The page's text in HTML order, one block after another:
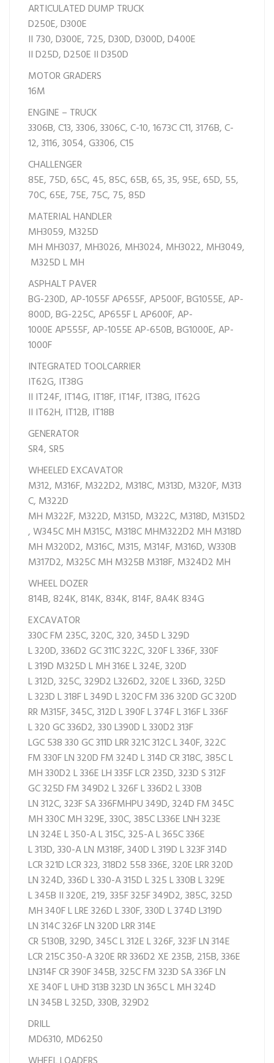
ARTICULATED DUMP TRUCK
D250E,D300E
II 730,D300E, 725,D30D,D300D,D400E
IID25D,D250E IID350D
MOTOR GRADERS
16M
ENGINE – TRUCK
3306B,C13,3306,3306C,C-10,1673CC11,3176B,C-
12,3116,3054,G3306,C15
CHALLENGER
85E, 75D,65C, 45,85C,65B,65,35,95E,65D, 55,
70C,65E, 75E, 75C, 75,85D
MATERIAL HANDLER
MH3059, M325D
MH MH3037, MH3026, MH3024, MH3022, MH3049,
M325D L MH
ASPHALT PAVER
BG-230D,AP-1055FAP655F,AP500F,BG1055E,AP-
800D,BG-225C,AP655F LAP600F,AP-
1000EAP555F,AP-1055EAP-650B,BG1000E,AP-
1000F
INTEGRATED TOOLCARRIER
IT62G, IT38G
II IT24F, IT14G, IT18F, IT14F, IT38G, IT62G
II IT62H, IT12B, IT18B
GENERATOR
SR4,SR5
WHEELED EXCAVATOR
M312, M316F, M322D2, M318C, M313D, M320F, M313
C, M322D
MH M322F, M322D, M315D, M322C, M318D, M315D2
,W345C MH M315C, M318C MHM322D2 MH M318D
MH M320D2, M316C, M315, M314F, M316D,W330B
M317D2, M325C MH M325B M318F, M324D2 MH
WHEEL DOZER
814B,824K,814K,834K,814F,8A4K834G
EXCAVATOR
330C FM 235C,320C,320,345D L329D
L320D,336D2 GC311C322C,320F L336F,330F
L319D M325D L MH316E L324E,320D
L312D,325C,329D2 L326D2,320E L336D,325D
L323D L318F L349D L320C FM336320D GC320D
RRM315F,345C,312D L390F L374F L316F L336F
L320 GC336D2,330 L390D L330D2313F
LGC538330 GC311D LRR321C312C L340F,322C
FM330F LN320D FM324D L314D CR318C,385C L
MH330D2 L336E LH335F LCR235D,323D S312F
GC325D FM349D2 L326F L336D2 L330B
LN312C,323F SA336FMHPU349D,324D FM345C
MH330C MH329E,330C,385C L336E LNH323E
LN324E L350-A L315C,325-A L365C336E
L313D,330-A LN M318F,340D L319D L323F314D
LCR321D LCR323,318D2 558336E,320E LRR320D
LN324D,336D L330-A315D L325 L330B L329E
L345B II320E, 219,335F325F349D2,385C,325D
MH340F L LRE326D L330F,330D L374D L319D
LN314C326F LN320D LRR314E
CR5130B,329D,345C L312E L326F,323F LN314E
LCR215C350-A320E RR336D2 XE 235B, 215B,336E
LN314F CR390F345B,325C FM323D SA336F LN
XE340F L UHD313B323D LN365C L MH324D
LN345B L325D,330B,329D2
DRILL
MD6310, MD6250